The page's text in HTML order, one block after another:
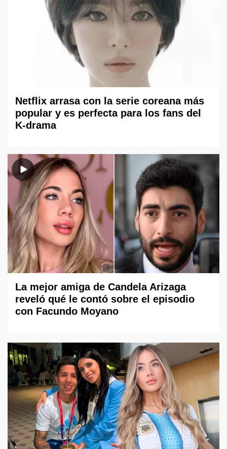
Netflix arrasa con la serie coreana más
popular y es perfecta para los fans del
K-drama
La mejor amiga de Candela Arizaga
reveló qué le contó sobre el episodio
con Facundo Moyano